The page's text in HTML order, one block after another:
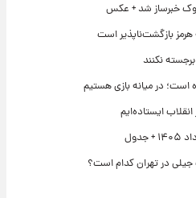
خبرساز شد + عکس
بازگشت‌ناپذیر است
نکنند
است؛ در میانه بازی هستیم
ایستاده‌ایم
جیلی در تهران کدام است؟